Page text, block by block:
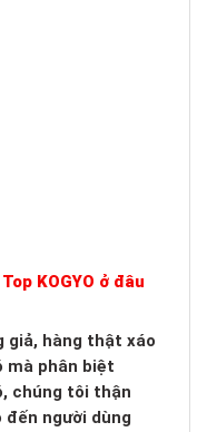
KOGYO ở đâu
giả, hàng thật xáo
mà phân biệt
chúng tôi thận
đến người dùng